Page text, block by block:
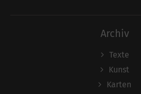
Archiv
Texte
Kunst
Karten